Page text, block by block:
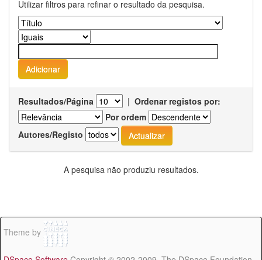
Utilizar filtros para refinar o resultado da pesquisa.
Resultados/Página | Ordenar registos por:
Por ordem
Autores/Registo
A pesquisa não produziu resultados.
Theme by